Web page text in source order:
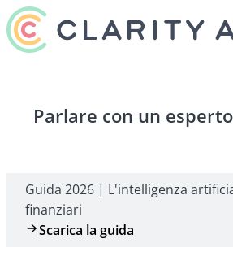
Parlare con un esperto
Guida 2026 | L'intelligenza
finanziari
Scarica la guida